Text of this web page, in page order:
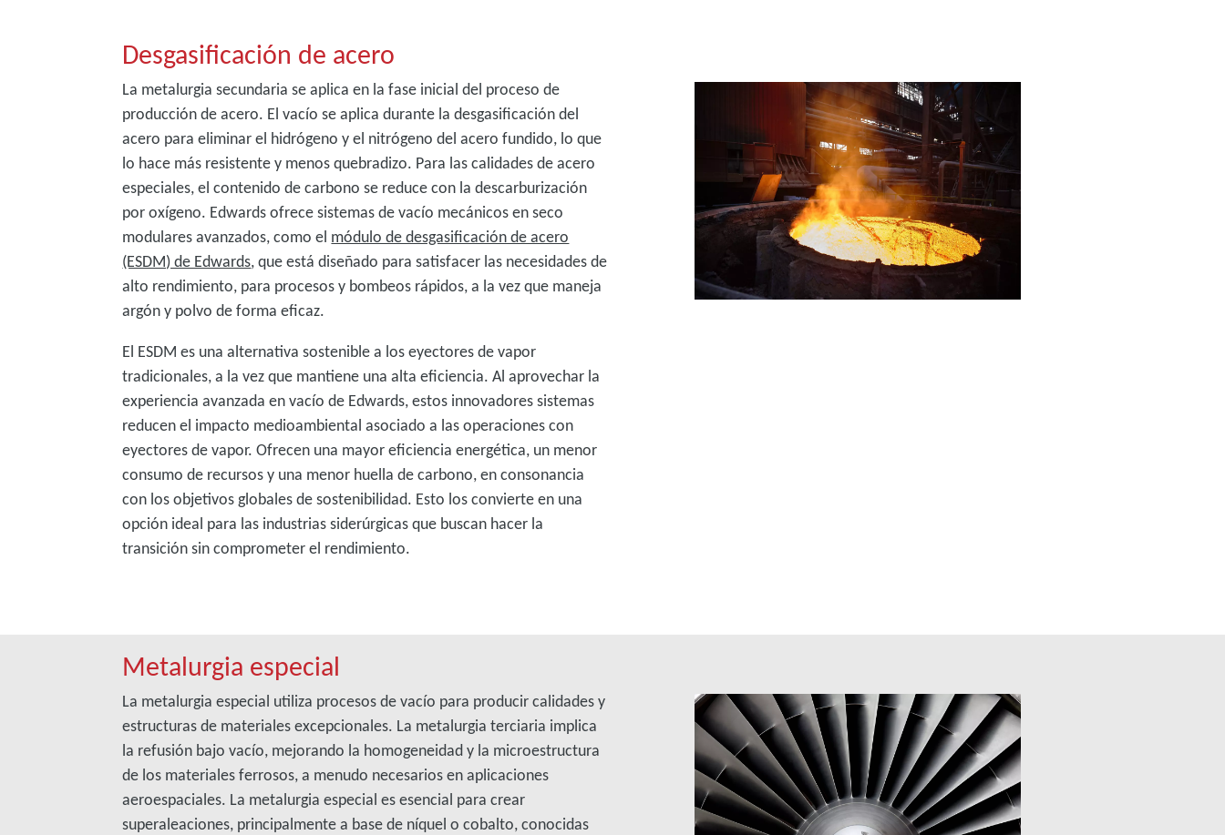
Desgasificación de acero
La metalurgia secundaria se aplica en la fase inicial del proceso de
producción de acero. El vacío se aplica durante la desgasificación del
acero para eliminar el hidrógeno y el nitrógeno del acero fundido, lo que
lo hace más resistente y menos quebradizo. Para las calidades de acero
especiales, el contenido de carbono se reduce con la descarburización
por oxígeno. Edwards ofrece sistemas de vacío mecánicos en seco
modulares avanzados, como el módulo de desgasificación de acero
(ESDM) de Edwards, que está diseñado para satisfacer las necesidades de
alto rendimiento, para procesos y bombeos rápidos, a la vez que maneja
argón y polvo de forma eficaz.
El ESDM es una alternativa sostenible a los eyectores de vapor
tradicionales, a la vez que mantiene una alta eficiencia. Al aprovechar la
experiencia avanzada en vacío de Edwards, estos innovadores sistemas
reducen el impacto medioambiental asociado a las operaciones con
eyectores de vapor. Ofrecen una mayor eficiencia energética, un menor
consumo de recursos y una menor huella de carbono, en consonancia
con los objetivos globales de sostenibilidad. Esto los convierte en una
opción ideal para las industrias siderúrgicas que buscan hacer la
transición sin comprometer el rendimiento.
Metalurgia especial
La metalurgia especial utiliza procesos de vacío para producir calidades y
estructuras de materiales excepcionales. La metalurgia terciaria implica
la refusión bajo vacío, mejorando la homogeneidad y la microestructura
de los materiales ferrosos, a menudo necesarios en aplicaciones
aeroespaciales. La metalurgia especial es esencial para crear
superaleaciones, principalmente a base de níquel o cobalto, conocidas